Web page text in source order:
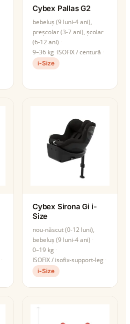
Cybex Pallas G2
bebeluș (9 luni-4 ani),
preșcolar (3-7 ani), școlar
(6-12 ani)
9–36 kg ISOFIX / centură
i-Size
Cybex Sirona Gi i-
Size
nou-născut (0-12 luni),
bebeluș (9 luni-4 ani)
0–19 kg
ISOFIX / isofix-support-leg
i-Size